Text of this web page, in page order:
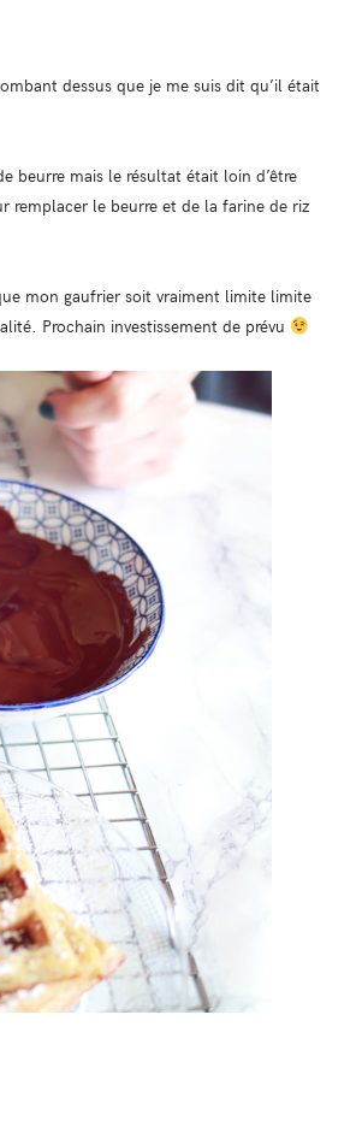
dessus que je me suis dit qu’il était
beurre mais le résultat était loin d’être
remplacer le beurre et de la farine de riz
mon gaufrier soit vraiment limite limite
Prochain investissement de prévu